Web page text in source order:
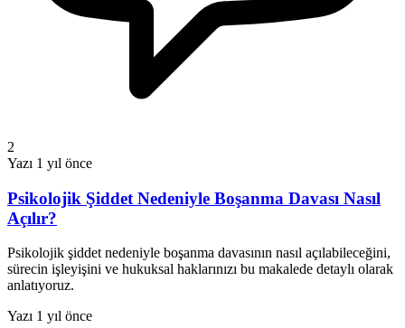
2
Yazı 1 yıl önce
Psikolojik Şiddet Nedeniyle Boşanma Davası Nasıl
Açılır?
Psikolojik şiddet nedeniyle boşanma davasının nasıl açılabileceğini,
sürecin işleyişini ve hukuksal haklarınızı bu makalede detaylı olarak
anlatıyoruz.
Yazı 1 yıl önce